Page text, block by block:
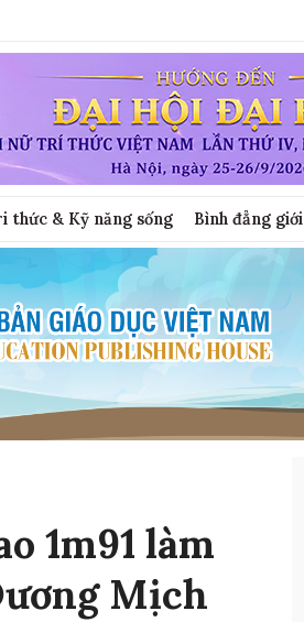
thức & Kỹ năng sống Bình đẳng giới
1m91 làm
Mịch